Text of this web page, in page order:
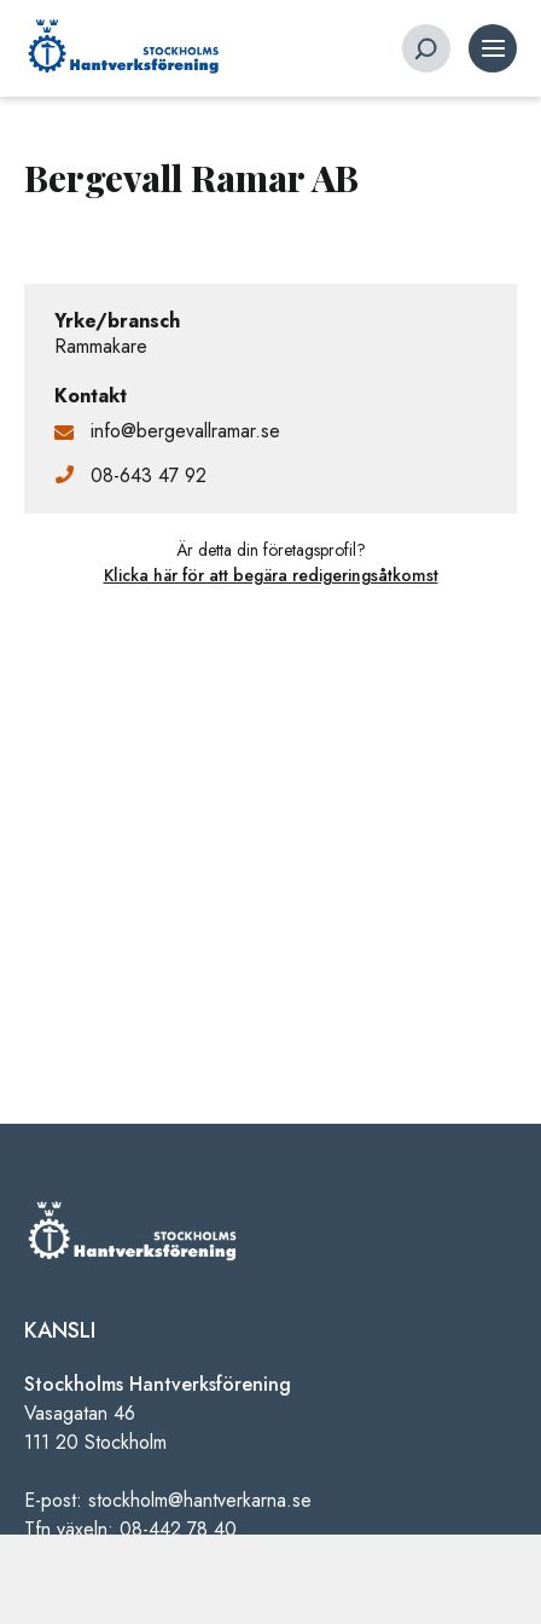
Bergevall Ramar AB
Yrke/bransch
Rammakare
Kontakt
info@bergevallramar.se
08-643 47 92
Är detta din företagsprofil?
Klicka här för att begära redigeringsåtkomst
KANSLI
Stockholms Hantverksförening
Vasagatan 46
111 20 Stockholm
E-post: stockholm@hantverkarna.se
Tfn växeln: 08-442 78 40